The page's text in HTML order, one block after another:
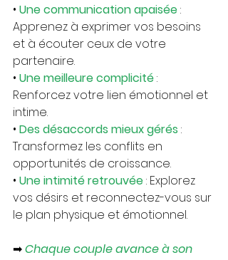
• Une communication apaisée :
Apprenez à exprimer vos besoins
et à écouter ceux de votre
partenaire.
• Une meilleure complicité :
Renforcez votre lien émotionnel et
intime.
• Des désaccords mieux gérés :
Transformez les conflits en
opportunités de croissance.
• Une intimité retrouvée : Explorez
vos désirs et reconnectez-vous sur
le plan physique et émotionnel.
➡ Chaque couple avance à son